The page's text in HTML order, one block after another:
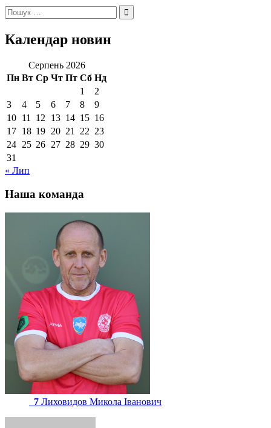
Пошук:
Календар новин
Серпень 2026
Пн Вт Ср Чт Пт Сб Нд
1
2
3
4 5 6 7 8
9
10 11 12 13 14 15 16
17 18 19 20 21 22 23
24 25 26 27 28 29 30
31
« Лип
Наша команда
7 Лиховидов Микола Іванович